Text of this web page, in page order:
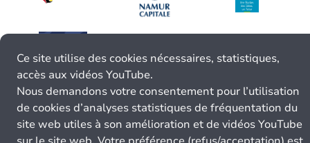
Ce site utilise des cookies nécessaires, statistiques,
accès aux vidéos YouTube.
Nous demandons votre consentement pour l’utilisation
de cookies d’analyses statistiques de fréquentation du
site web utiles à son amélioration et de vidéos YouTube